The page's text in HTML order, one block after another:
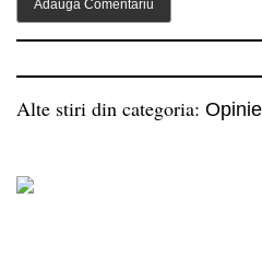
Alte stiri din categoria: Opinie